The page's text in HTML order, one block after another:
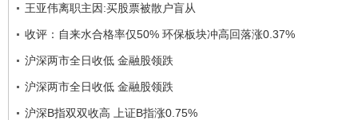
王亚伟离职主因:买股票被散户盲从
收评：自来水合格率仅50% 环保板块冲高回落涨0.37%
沪深两市全日收低 金融股领跌
沪深两市全日收低 金融股领跌
沪深B指双双收高 上证B指涨0.75%